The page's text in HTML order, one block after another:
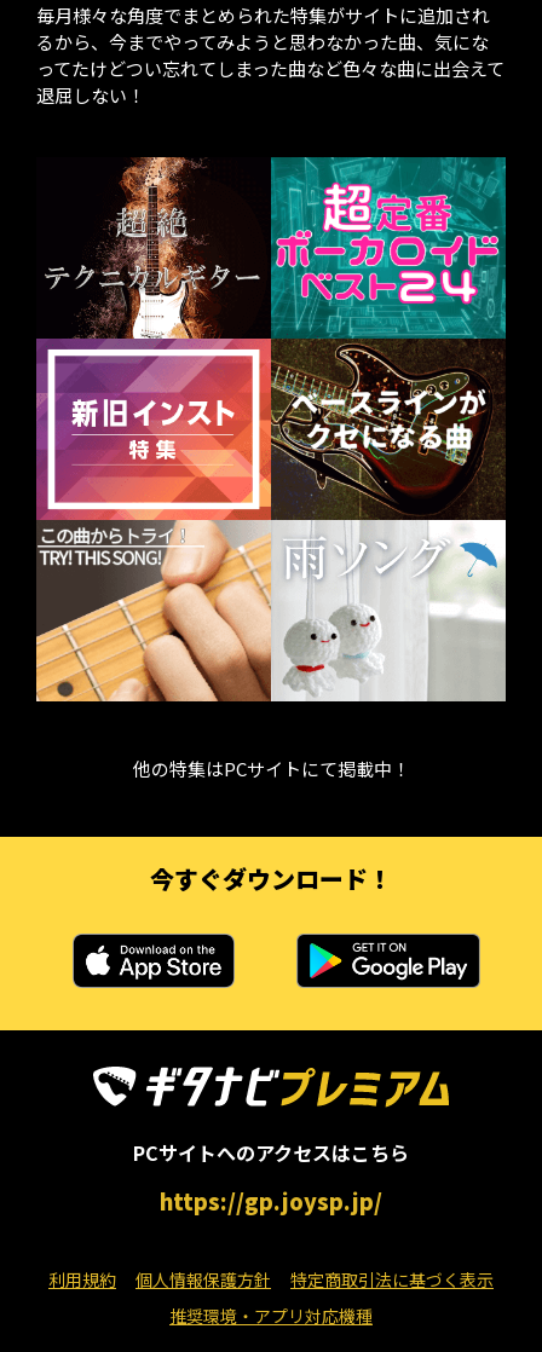
毎月様々な角度でまとめられた特集がサイトに追加され
るから、今までやってみようと思わなかった曲、気にな
ってたけどつい忘れてしまった曲など色々な曲に出会えて
退屈しない！
他の特集はPCサイトにて掲載中！
今すぐダウンロード！
PCサイトへのアクセスはこちら
https://gp.joysp.jp/
利用規約 個人情報保護方針
特定商取引法に基づく表示
推奨環境・アプリ対応機種